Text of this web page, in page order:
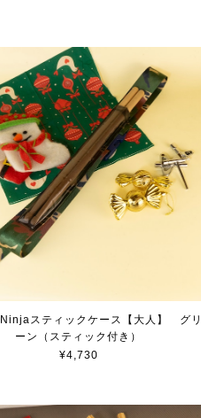
スティックケース【大人】 グリ
ーン（スティック付き）
¥4,730